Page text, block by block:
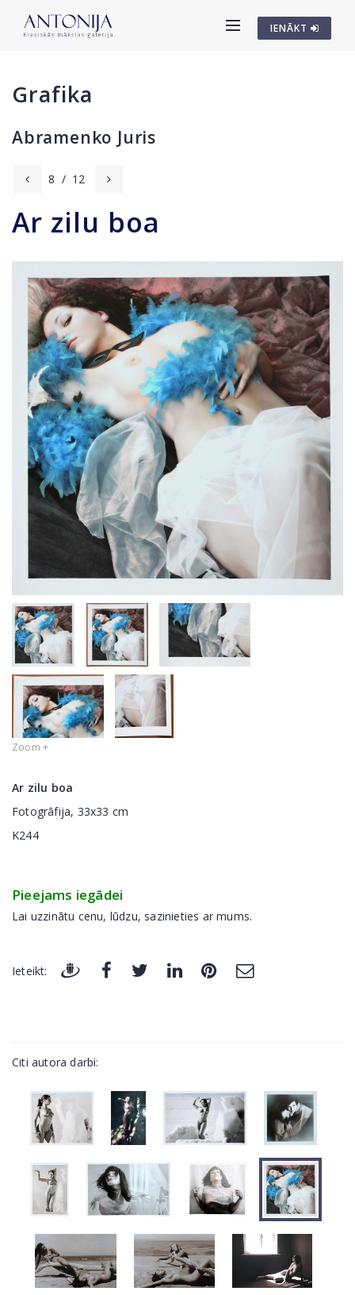
IENĀKT
Grafika
Abramenko Juris
8 / 12
Ar zilu boa
Zoom +
Ar zilu boa
Fotogrāfija, 33x33 cm
K244
Pieejams iegādei
Lai uzzinātu cenu, lūdzu, sazinieties ar mums.
Ieteikt:
Citi autora darbi: